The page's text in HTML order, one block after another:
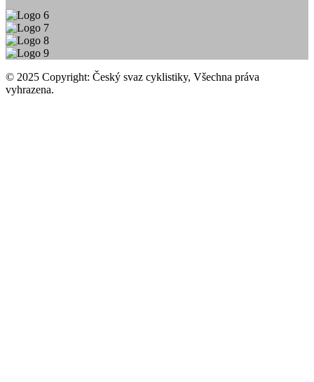
© 2025 Copyright: Český svaz cyklistiky, Všechna práva
vyhrazena.